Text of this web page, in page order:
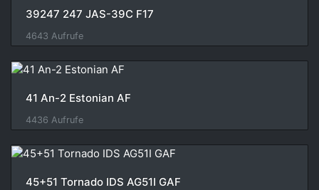
39247 247 JAS-39C F17
4643 Aufrufe
41 An-2 Estonian AF
4436 Aufrufe
45+51 Tornado IDS AG51I GAF